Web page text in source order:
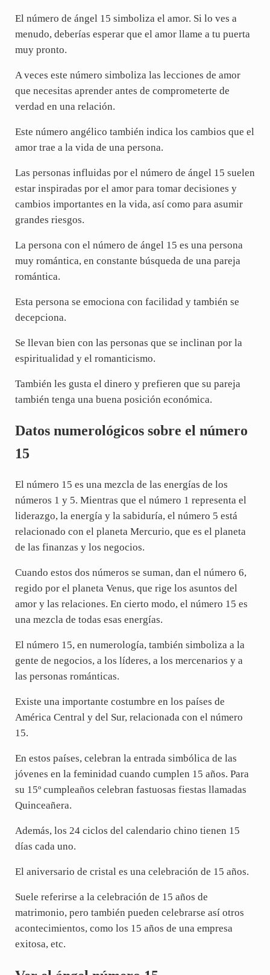
El número de ángel 15 simboliza el amor. Si lo ves a
menudo, deberías esperar que el amor llame a tu puerta
muy pronto.
A veces este número simboliza las lecciones de amor
que necesitas aprender antes de comprometerte de
verdad en una relación.
Este número angélico también indica los cambios que el
amor trae a la vida de una persona.
Las personas influidas por el número de ángel 15 suelen
estar inspiradas por el amor para tomar decisiones y
cambios importantes en la vida, así como para asumir
grandes riesgos.
La persona con el número de ángel 15 es una persona
muy romántica, en constante búsqueda de una pareja
romántica.
Esta persona se emociona con facilidad y también se
decepciona.
Se llevan bien con las personas que se inclinan por la
espiritualidad y el romanticismo.
También les gusta el dinero y prefieren que su pareja
también tenga una buena posición económica.
Datos numerológicos sobre el número
15
El número 15 es una mezcla de las energías de los
números 1 y 5. Mientras que el número 1 representa el
liderazgo, la energía y la sabiduría, el número 5 está
relacionado con el planeta Mercurio, que es el planeta
de las finanzas y los negocios.
Cuando estos dos números se suman, dan el número 6,
regido por el planeta Venus, que rige los asuntos del
amor y las relaciones. En cierto modo, el número 15 es
una mezcla de todas esas energías.
El número 15, en numerología, también simboliza a la
gente de negocios, a los líderes, a los mercenarios y a
las personas románticas.
Existe una importante costumbre en los países de
América Central y del Sur, relacionada con el número
15.
En estos países, celebran la entrada simbólica de las
jóvenes en la feminidad cuando cumplen 15 años. Para
su 15º cumpleaños celebran fastuosas fiestas llamadas
Quinceañera.
Además, los 24 ciclos del calendario chino tienen 15
días cada uno.
El aniversario de cristal es una celebración de 15 años.
Suele referirse a la celebración de 15 años de
matrimonio, pero también pueden celebrarse así otros
acontecimientos, como los 15 años de una empresa
exitosa, etc.